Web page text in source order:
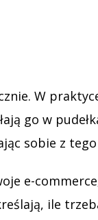
W
go w
sobie z
e-
ile